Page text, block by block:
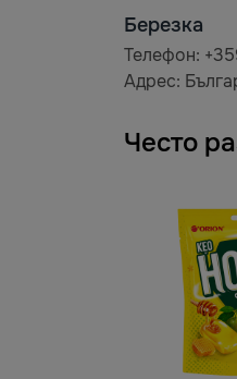
Березка
Телефон:
Адрес:
Често